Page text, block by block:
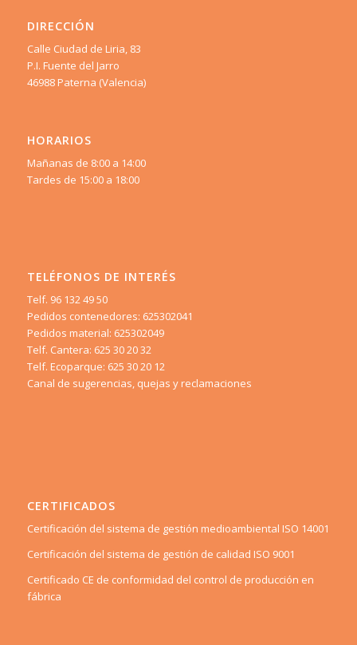
DIRECCIÓN
Calle Ciudad de Liria, 83
P.I. Fuente del Jarro
46988 Paterna (Valencia)
HORARIOS
Mañanas de 8:00 a 14:00
Tardes de 15:00 a 18:00
TELÉFONOS DE INTERÉS
Telf. 96 132 49 50
Pedidos contenedores: 625302041
Pedidos material: 625302049
Telf. Cantera: 625 30 20 32
Telf. Ecoparque: 625 30 20 12
Canal de sugerencias, quejas y reclamaciones
CERTIFICADOS
Certificación del sistema de gestión medioambiental ISO 14001
Certificación del sistema de gestión de calidad ISO 9001
Certificado CE de conformidad del control de producción en
fábrica